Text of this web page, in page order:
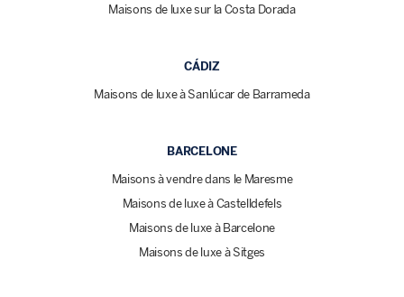
Maisons de luxe sur la Costa Dorada
CÁDIZ
Maisons de luxe à Sanlúcar de Barrameda
BARCELONE
Maisons à vendre dans le Maresme
Maisons de luxe à Castelldefels
Maisons de luxe à Barcelone
Maisons de luxe à Sitges